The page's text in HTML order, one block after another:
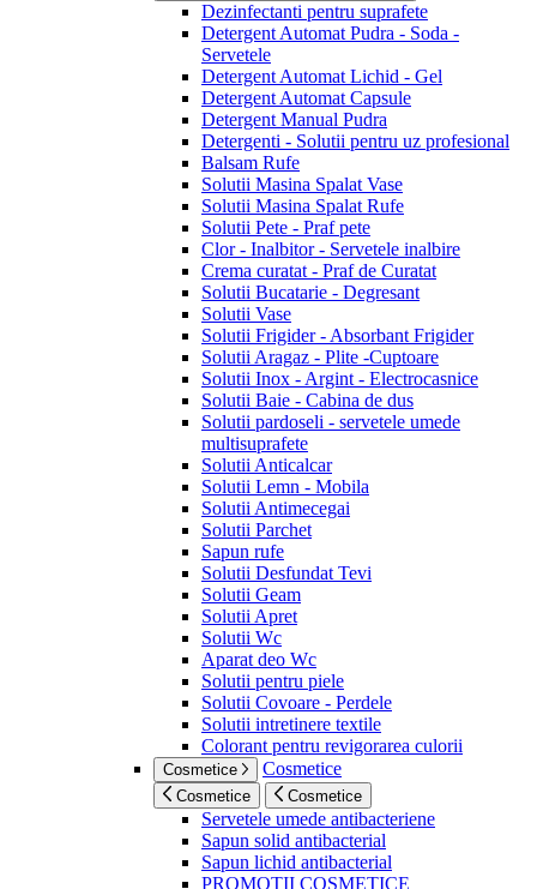
Dezinfectanti pentru suprafete
Detergent Automat Pudra - Soda -
Servetele
Detergent Automat Lichid - Gel
Detergent Automat Capsule
Detergent Manual Pudra
Detergenti - Solutii pentru uz profesional
Balsam Rufe
Solutii Masina Spalat Vase
Solutii Masina Spalat Rufe
Solutii Pete - Praf pete
Clor - Inalbitor - Servetele inalbire
Crema curatat - Praf de Curatat
Solutii Bucatarie - Degresant
Solutii Vase
Solutii Frigider - Absorbant Frigider
Solutii Aragaz - Plite -Cuptoare
Solutii Inox - Argint - Electrocasnice
Solutii Baie - Cabina de dus
Solutii pardoseli - servetele umede
multisuprafete
Solutii Anticalcar
Solutii Lemn - Mobila
Solutii Antimecegai
Solutii Parchet
Sapun rufe
Solutii Desfundat Tevi
Solutii Geam
Solutii Apret
Solutii Wc
Aparat deo Wc
Solutii pentru piele
Solutii Covoare - Perdele
Solutii intretinere textile
Colorant pentru revigorarea culorii
Cosmetice Cosmetice
Cosmetice Cosmetice
Servetele umede antibacteriene
Sapun solid antibacterial
Sapun lichid antibacterial
PROMOTII COSMETICE